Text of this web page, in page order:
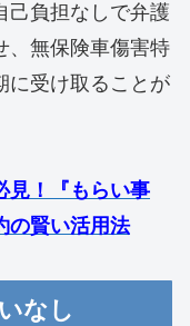
己負担なしで弁護
、無保険車傷害特
に受け取ることが
見！『もらい事
の賢い活用法
なし